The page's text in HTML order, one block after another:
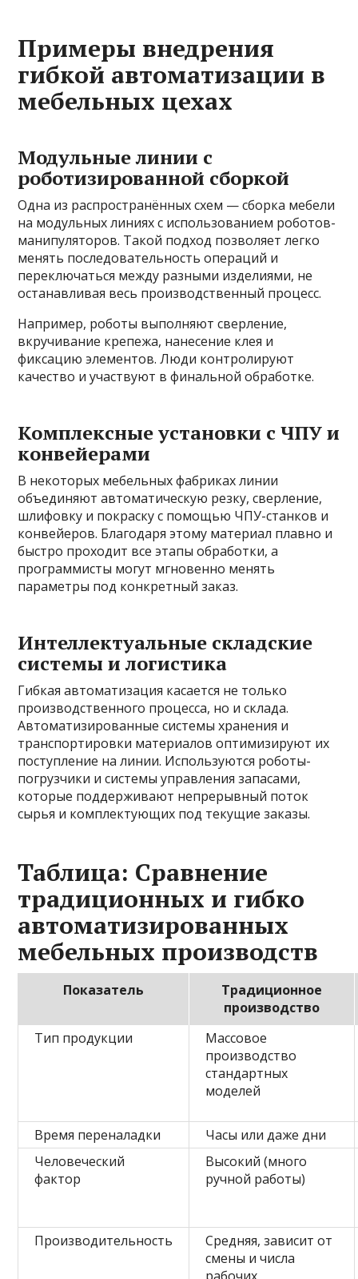
Примеры внедрения
гибкой автоматизации в
мебельных цехах
Модульные линии с
роботизированной сборкой
Одна из распространённых схем — сборка мебели
на модульных линиях с использованием роботов-
манипуляторов. Такой подход позволяет легко
менять последовательность операций и
переключаться между разными изделиями, не
останавливая весь производственный процесс.
Например, роботы выполняют сверление,
вкручивание крепежа, нанесение клея и
фиксацию элементов. Люди контролируют
качество и участвуют в финальной обработке.
Комплексные установки с ЧПУ и
конвейерами
В некоторых мебельных фабриках линии
объединяют автоматическую резку, сверление,
шлифовку и покраску с помощью ЧПУ-станков и
конвейеров. Благодаря этому материал плавно и
быстро проходит все этапы обработки, а
программисты могут мгновенно менять
параметры под конкретный заказ.
Интеллектуальные складские
системы и логистика
Гибкая автоматизация касается не только
производственного процесса, но и склада.
Автоматизированные системы хранения и
транспортировки материалов оптимизируют их
поступление на линии. Используются роботы-
погрузчики и системы управления запасами,
которые поддерживают непрерывный поток
сырья и комплектующих под текущие заказы.
Таблица: Сравнение
традиционных и гибко
автоматизированных
мебельных производств
Показатель
Традиционное
производство
Тип продукции
Массовое
производство
стандартных
моделей
Время переналадки
Часы или даже дни
Человеческий
фактор
Высокий (много
ручной работы)
Производительность
Средняя, зависит от
смены и числа